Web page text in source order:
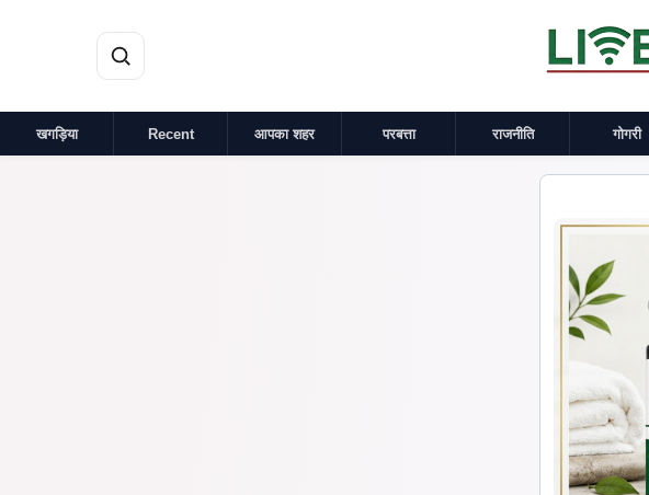
खगड़िया Recent आपका शहर परबत्ता राजनीति गोगरी